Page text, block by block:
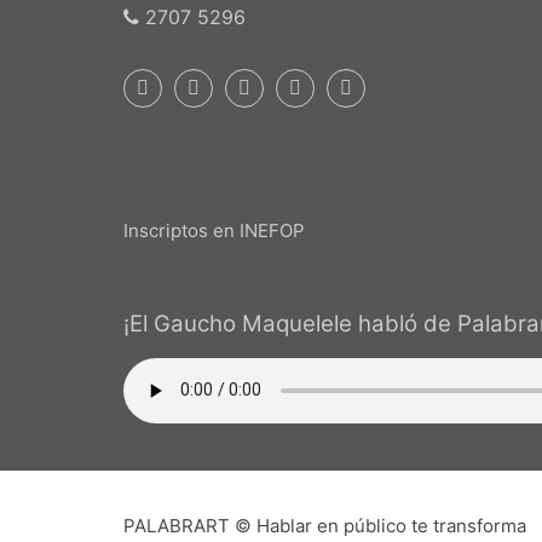
2707 5296
Inscriptos en INEFOP
¡El Gaucho Maquelele habló de
PALABRART © Hablar en público te transforma